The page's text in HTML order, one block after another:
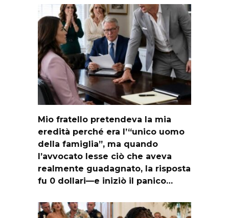
Mio fratello pretendeva la mia
eredità perché era l’“unico uomo
della famiglia”, ma quando
l’avvocato lesse ciò che aveva
realmente guadagnato, la risposta
fu 0 dollari—e iniziò il panico…